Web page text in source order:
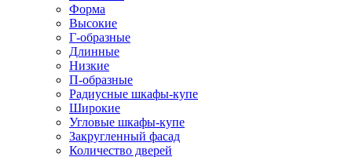
Форма
Высокие
Г-образные
Длинные
Низкие
П-образные
Радиусные шкафы-купе
Широкие
Угловые шкафы-купе
Закругленный фасад
Количество дверей